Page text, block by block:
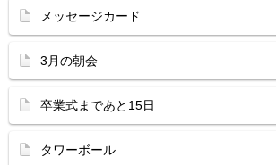
メッセージカード
3月の朝会
卒業式まであと15日
タワーボール